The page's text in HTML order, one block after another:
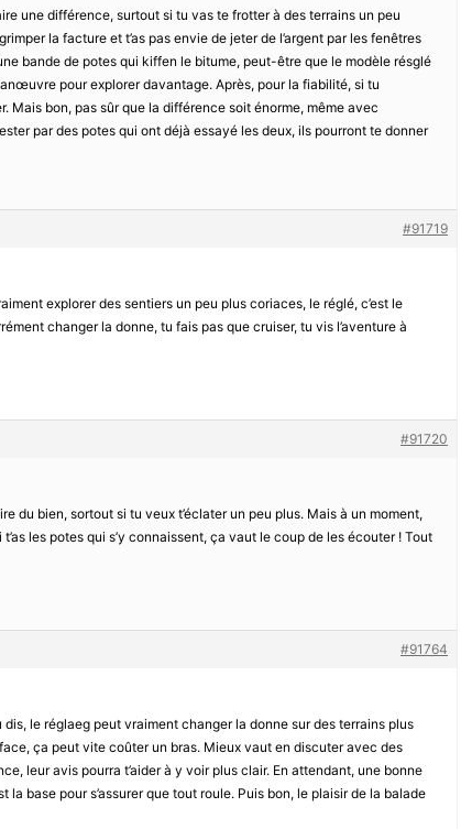
une différence, surtout si tu vas te frotter à des terrains un peu
la facture et t’as pas envie de jeter de l’argent par les fenêtres
bande de potes qui kiffen le bitume, peut-être que le modèle résglé
pour explorer davantage. Après, pour la fiabilité, si tu
Mais bon, pas sûr que la différence soit énorme, même avec
par des potes qui ont déjà essayé les deux, ils pourront te donner
#91719
explorer des sentiers un peu plus coriaces, le réglé, c’est le
changer la donne, tu fais pas que cruiser, tu vis l’aventure à
#91720
du bien, sortout si tu veux t’éclater un peu plus. Mais à un moment,
les potes qui s’y connaissent, ça vaut le coup de les écouter ! Tout
#91764
dis, le réglaeg peut vraiment changer la donne sur des terrains plus
ça peut vite coûter un bras. Mieux vaut en discuter avec des
leur avis pourra t’aider à y voir plus clair. En attendant, une bonne
la base pour s’assurer que tout roule. Puis bon, le plaisir de la balade